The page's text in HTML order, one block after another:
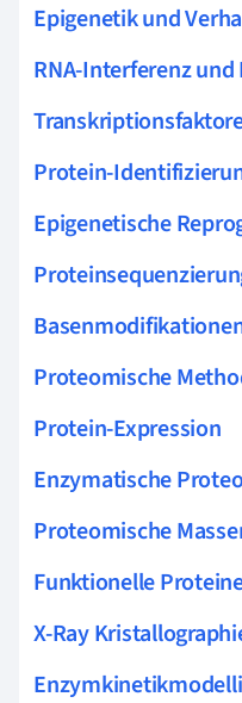
Epigenetik und
RNA-Interferenz
Protein-
Epigenetische
Proteomische
Protein-Expression
Enzymatische
Proteomische
Funktionelle
X-Ray